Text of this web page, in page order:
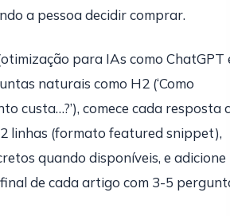
a pessoa decidir comprar.
para IAs como ChatGPT
naturais como H2 (‘Como
custa…?’), comece cada resposta
linhas (formato featured snippet),
quando disponíveis, e adicione
de cada artigo com 3-5